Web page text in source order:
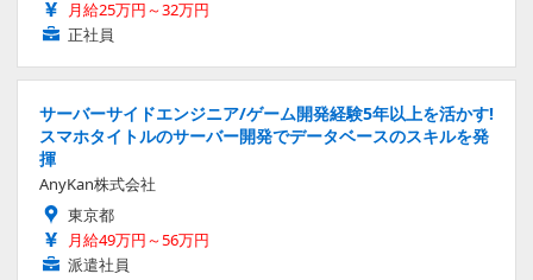
月給25万円～32万円
正社員
サーバーサイドエンジニア/ゲーム開発経験5年以上を活かす!
スマホタイトルのサーバー開発でデータベースのスキルを発
揮
AnyKan株式会社
東京都
月給49万円～56万円
派遣社員